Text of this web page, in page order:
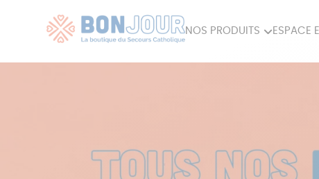
NOS PRODUITS ESPACE